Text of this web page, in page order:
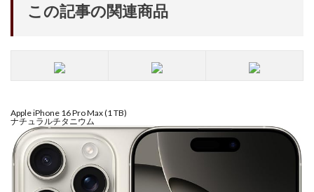
この記事の関連商品
Apple iPhone 16 Pro Max (1 TB)
ナチュラルチタニウム